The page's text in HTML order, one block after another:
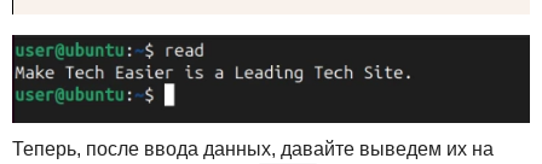
Теперь, после ввода данных, давайте выведем их на